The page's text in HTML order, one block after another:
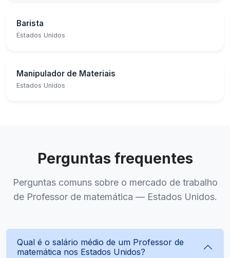
Barista
Estados Unidos
Manipulador de Materiais
Estados Unidos
Perguntas frequentes
Perguntas comuns sobre o mercado de trabalho
de Professor de matemática — Estados Unidos.
Qual é o salário médio de um Professor de
matemática nos Estados Unidos?